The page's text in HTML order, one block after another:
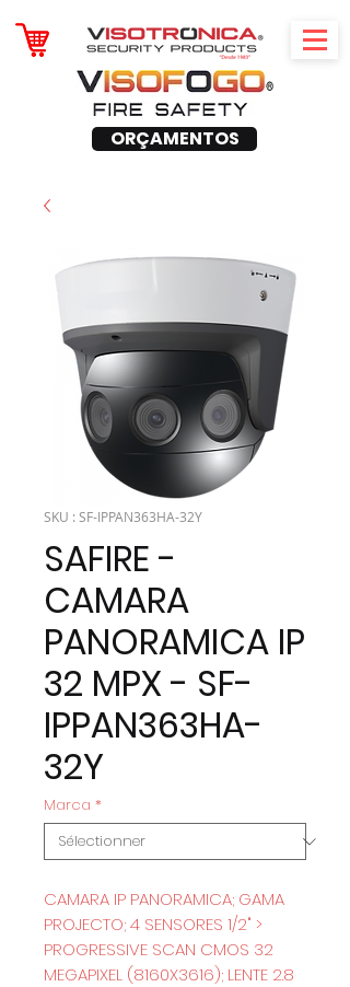
ORÇAMENTOS
SKU : SF-IPPAN363HA-32Y
SAFIRE -
CAMARA
PANORAMICA IP
32 MPX - SF-
IPPAN363HA-
32Y
Marca *
CAMARA IP PANORAMICA; GAMA
PROJECTO; 4 SENSORES 1/2" >
PROGRESSIVE SCAN CMOS 32
MEGAPIXEL (8160X3616); LENTE 2.8